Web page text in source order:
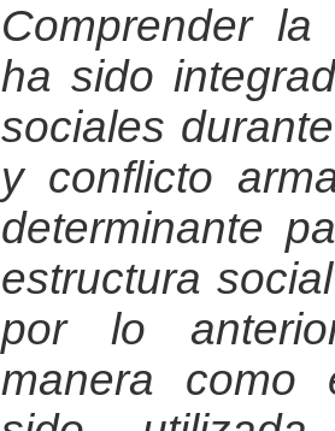
Comprender
ha sido
sociales
y conflicto
determinante
estructura
por lo
manera como